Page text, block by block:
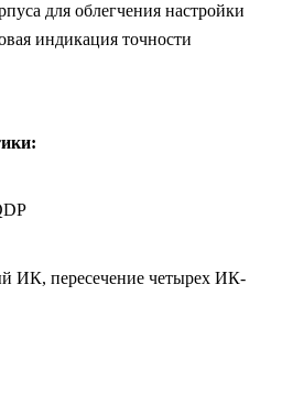
для облегчения настройки
индикация точности
ИК, пересечение четырех ИК-